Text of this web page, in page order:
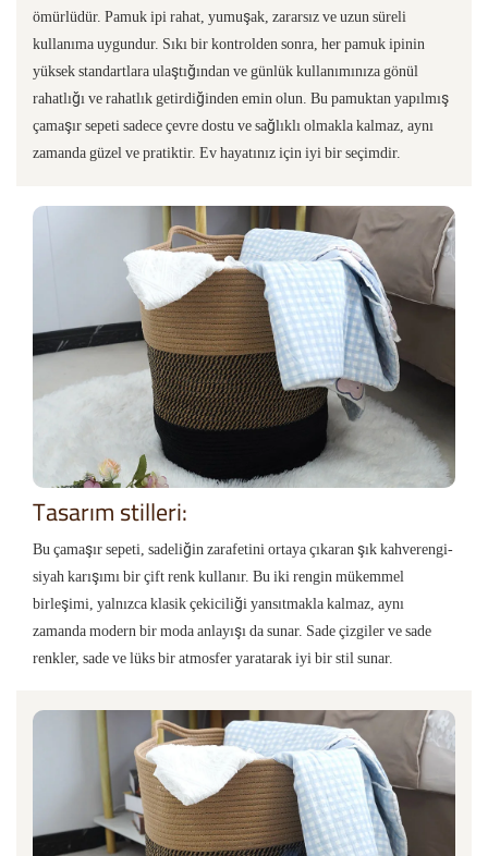
ömürlüdür. Pamuk ipi rahat, yumuşak, zararsız ve uzun süreli
kullanıma uygundur. Sıkı bir kontrolden sonra, her pamuk ipinin
yüksek standartlara ulaştığından ve günlük kullanımınıza gönül
rahatlığı ve rahatlık getirdiğinden emin olun. Bu pamuktan yapılmış
çamaşır sepeti sadece çevre dostu ve sağlıklı olmakla kalmaz, aynı
zamanda güzel ve pratiktir. Ev hayatınız için iyi bir seçimdir.
Tasarım stilleri:
Bu çamaşır sepeti, sadeliğin zarafetini ortaya çıkaran şık kahverengi-
siyah karışımı bir çift renk kullanır. Bu iki rengin mükemmel
birleşimi, yalnızca klasik çekiciliği yansıtmakla kalmaz, aynı
zamanda modern bir moda anlayışı da sunar. Sade çizgiler ve sade
renkler, sade ve lüks bir atmosfer yaratarak iyi bir stil sunar.